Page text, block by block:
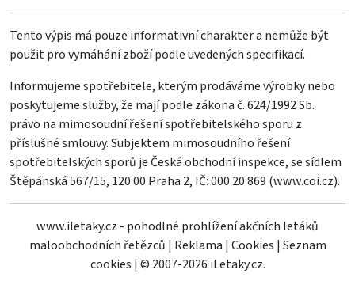
Tento výpis má pouze informativní charakter a nemůže být
použit pro vymáhání zboží podle uvedených specifikací.
Informujeme spotřebitele, kterým prodáváme výrobky nebo
poskytujeme služby, že mají podle zákona č. 624/1992 Sb.
právo na mimosoudní řešení spotřebitelského sporu z
příslušné smlouvy. Subjektem mimosoudního řešení
spotřebitelských sporů je Česká obchodní inspekce, se sídlem
Štěpánská 567/15, 120 00 Praha 2, IČ: 000 20 869 (www.coi.cz).
www.iletaky.cz - pohodlné prohlížení akčních letáků
maloobchodních řetězců | Reklama | Cookies | Seznam
cookies | © 2007-2026 iLetaky.cz.